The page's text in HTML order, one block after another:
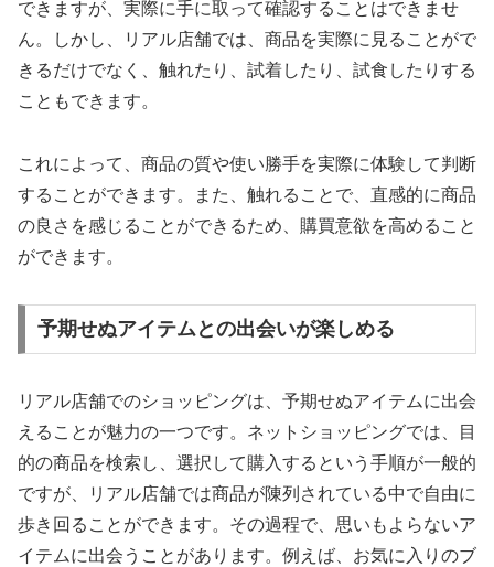
できますが、実際に手に取って確認することはできませ
ん。しかし、リアル店舗では、商品を実際に見ることがで
きるだけでなく、触れたり、試着したり、試食したりする
こともできます。
これによって、商品の質や使い勝手を実際に体験して判断
することができます。また、触れることで、直感的に商品
の良さを感じることができるため、購買意欲を高めること
ができます。
予期せぬアイテムとの出会いが楽しめる
リアル店舗でのショッピングは、予期せぬアイテムに出会
えることが魅力の一つです。ネットショッピングでは、目
的の商品を検索し、選択して購入するという手順が一般的
ですが、リアル店舗では商品が陳列されている中で自由に
歩き回ることができます。その過程で、思いもよらないア
イテムに出会うことがあります。例えば、お気に入りのブ